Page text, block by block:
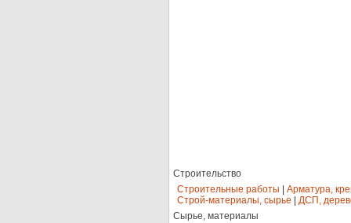
Строительство
Строительные работы
Арматура,
Строй-материалы, сырье
ДСП,
Сырье, материалы